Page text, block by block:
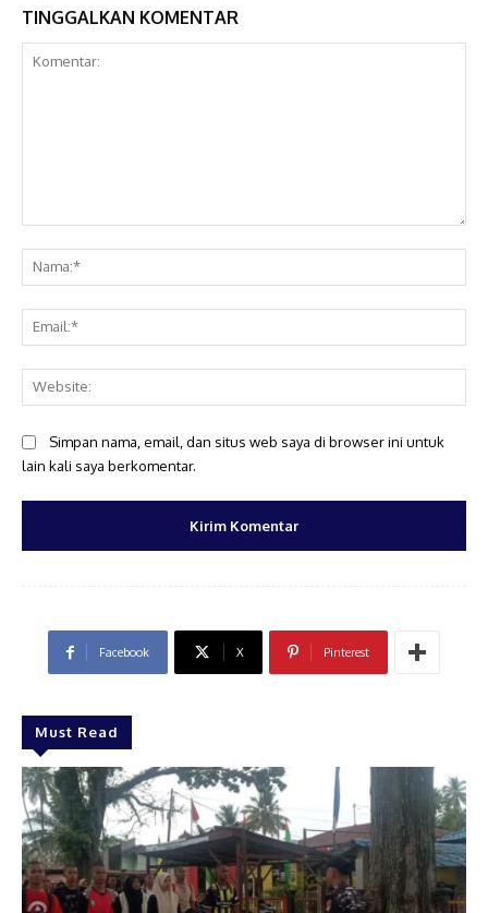
TINGGALKAN KOMENTAR
Simpan nama, email, dan situs web saya di browser ini untuk
lain kali saya berkomentar.
Facebook X Pinterest
Must Read